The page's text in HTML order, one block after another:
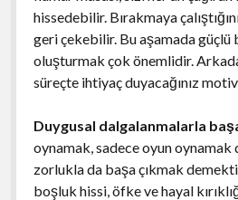
hissedebilir. Bırakmaya
geri çekebilir. Bu aşamada
oluşturmak çok önemlidir.
süreçte ihtiyaç duyacağınız
Duygusal dalgalanmalarla
oynamak, sadece oyun
zorlukla da başa çıkmak
boşluk hissi, öfke ve hayal